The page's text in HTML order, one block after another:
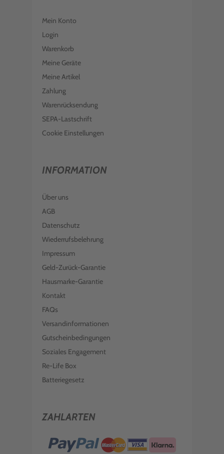
Mein Konto
Login
Warenkorb
Meine Geräte
Meine Artikel
Zahlung
Warenrücksendung
SEPA-Lastschrift
Cookie Einstellungen
INFORMATION
Über uns
AGB
Datenschutz
Wiederrufsbelehrung
Impressum
Geld-Zurück-Garantie
Hausmarke-Garantie
Kontakt
FAQs
Versandinformationen
Gutscheinbedingungen
Soziales Engagement
Re-Life Box
Batteriegesetz
ZAHLARTEN